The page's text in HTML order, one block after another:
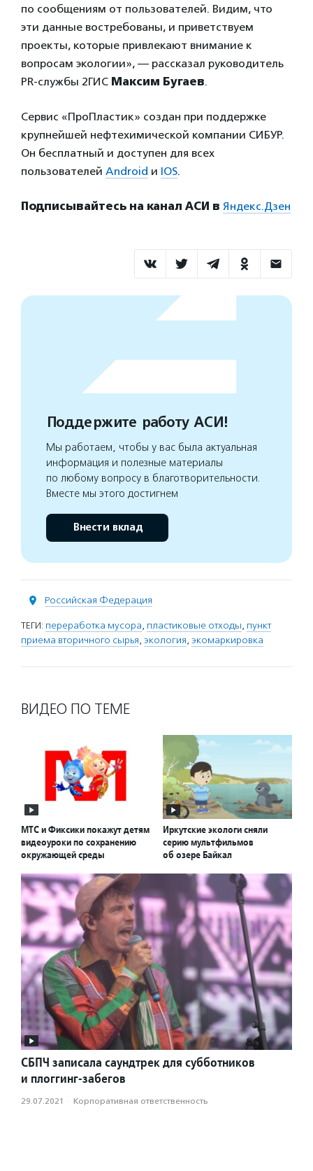
по сообщениям от пользователей. Видим, что
эти данные востребованы, и приветствуем
проекты, которые привлекают внимание к
вопросам экологии», — рассказал руководитель
PR-службы 2ГИС Максим Бугаев.
Сервис «ПроПластик» создан при поддержке
крупнейшей нефтехимической компании СИБУР.
Он бесплатный и доступен для всех
пользователей Android и IOS.
Подписывайтесь на канал АСИ в Яндекс.Дзен
Поддержите работу АСИ!
Мы работаем, чтобы у вас была актуальная
информация и полезные материалы
по любому вопросу в благотворительности.
Вместе мы этого достигнем
Внести вклад
Российская Федерация
ТЕГИ: переработка мусора, пластиковые отходы, пункт
приема вторичного сырья, экология, экомаркировка
ВИДЕО ПО ТЕМЕ
МТС и Фиксики покажут детям
видеоуроки по сохранению
окружающей среды
Иркутские экологи сняли
серию мультфильмов
об озере Байкал
СБПЧ записала саундтрек для субботников
и плоггинг-забегов
29.07.2021 · Корпоративная ответственность